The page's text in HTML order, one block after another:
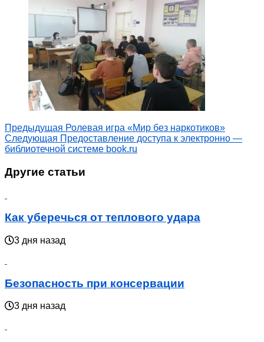
Предыдущая Ролевая игра «Мир без наркотиков»
Следующая Предоставление доступа к электронно —
библиотечной системе book.ru
Другие статьи
Как уберечься от теплового удара
3 дня назад
Безопасность при консервации
3 дня назад